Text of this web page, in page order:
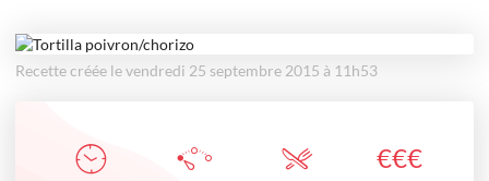
Recette créée le vendredi 25 septembre 2015 à 11h53
€€€